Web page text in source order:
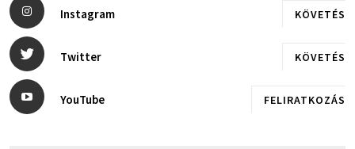
Instagram KÖVETÉS
Twitter KÖVETÉS
YouTube FELIRATKOZÁS